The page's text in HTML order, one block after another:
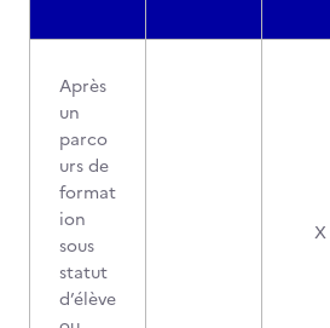
Après
un
parco
urs de
format
ion
sous
statut
d’élève
X